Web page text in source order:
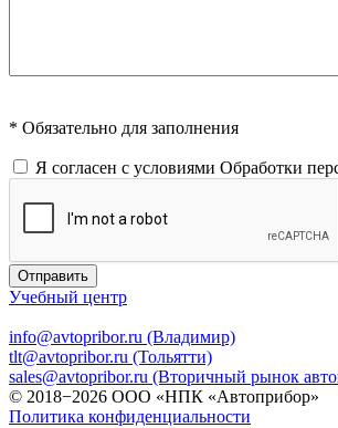
* Обязательно для заполнения
Я согласен с условиями Обработки
Отправить
Учебный центр
info@avtopribor.ru (Владимир)
tlt@avtopribor.ru (Тольятти)
sales@avtopribor.ru (Вторичный рынок
© 2018−2026 ООО «НПК «Автоприбор»
Политика конфиденциальности